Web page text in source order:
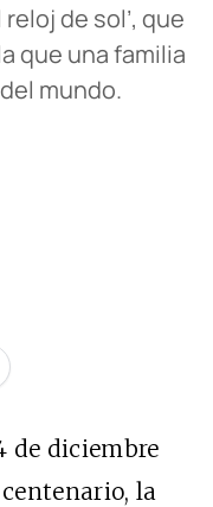
de sol’, que
que una familia
mundo.
de diciembre
la